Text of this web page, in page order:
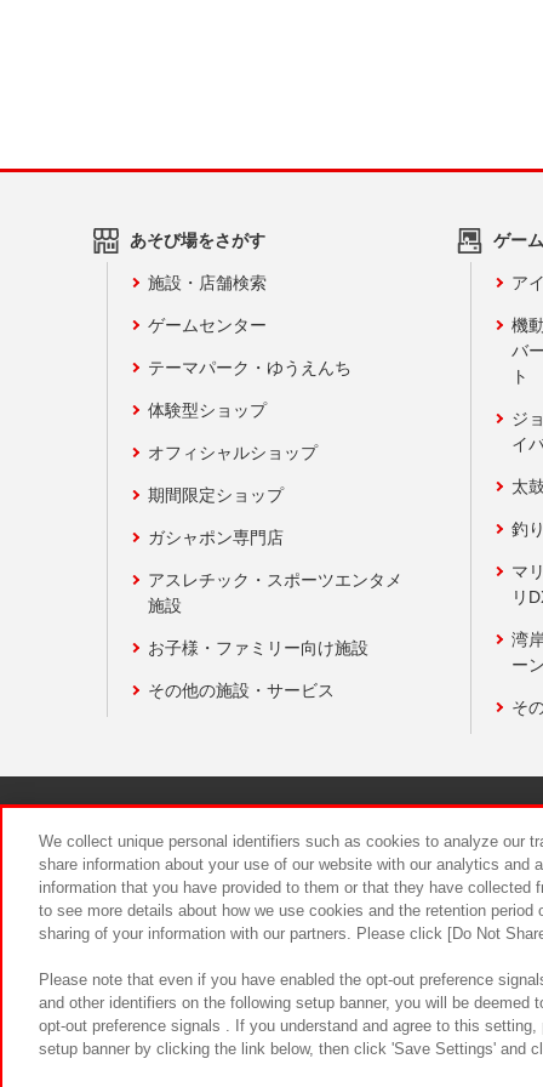
あそび場をさがす
施設・店舗検索
ゲームセンター
テーマパーク・ゆうえんち
体験型ショップ
オフィシャルショップ
期間限定ショップ
ガシャポン専門店
アスレチック・スポーツエンタメ
施設
お子様・ファミリー向け施設
その他の施設・サービス
ゲー
ア
機
バ
ト
ジ
イ
太
釣
マ
リ
湾
ー
そ
食品のご
We collect unique personal identifiers such as cookies to analyze our
share information about your use of our website with our analytics and
information that you have provided to them or that they have
to see more details about how we use cookies and the retention
sharing of your information with our partners. Please click [Do Not
Please note that even if you have enabled the opt-out preference
and other identifiers on the following setup banner, you will be
opt-out preference signals . If you understand and agree to this
setup banner by clicking the link below, then click 'Save Settings' and